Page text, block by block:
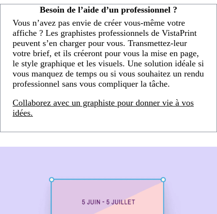
Besoin de l’aide d’un professionnel ?
Vous n’avez pas envie de créer vous-même votre
affiche ? Les graphistes professionnels de VistaPrint
peuvent s’en charger pour vous. Transmettez-leur
votre brief, et ils créeront pour vous la mise en page,
le style graphique et les visuels. Une solution idéale si
vous manquez de temps ou si vous souhaitez un rendu
professionnel sans vous compliquer la tâche.
Collaborez avec un graphiste pour donner vie à vos
idées.